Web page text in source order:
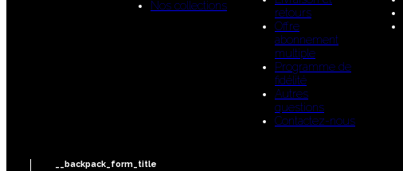
Nos collections
retours
Offre
abonnement
multiple
Programme de
fidélité
Autres
questions
Contactez-nous
__backpack_form_title